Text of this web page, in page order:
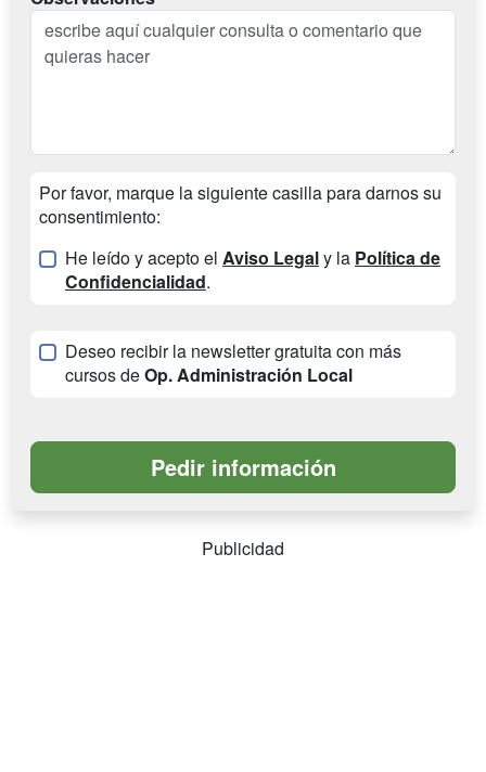
Por favor, marque la siguiente casilla para darnos su
consentimiento:
He leído y acepto el Aviso Legaly la Política de
Confidencialidad.
Deseo recibir la newsletter gratuita con más
cursos deOp. Administración Local
Publicidad